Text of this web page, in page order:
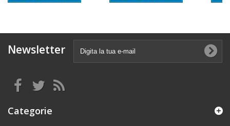
Newsletter
Categorie